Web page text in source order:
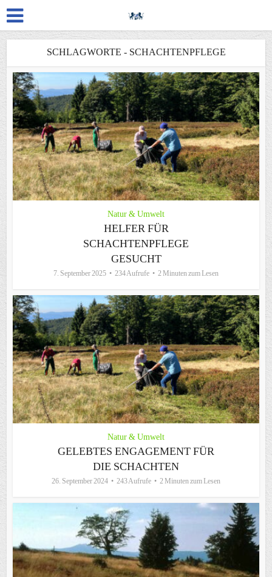
SCHLAGWORTE - SCHACHTENPFLEGE
Natur & Umwelt
HELFER FÜR
SCHACHTENPFLEGE
GESUCHT
7. September 2025 234 Aufrufe 2 Minuten zum Lesen
Natur & Umwelt
GELEBTES ENGAGEMENT FÜR
DIE SCHACHTEN
26. September 2024 243 Aufrufe 2 Minuten zum Lesen